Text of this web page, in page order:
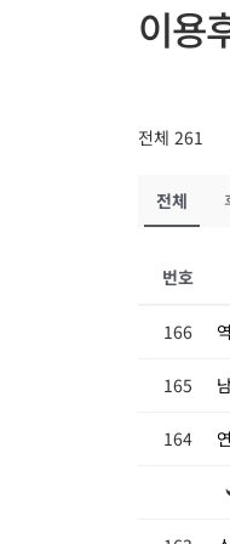
이용
전체 261
전체
번호
166
165
164